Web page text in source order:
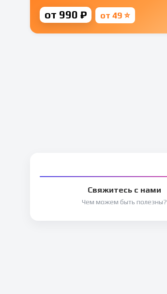
от 990 ₽ от 49 ⭐
Свяжитесь с нами
Чем можем быть полезны?